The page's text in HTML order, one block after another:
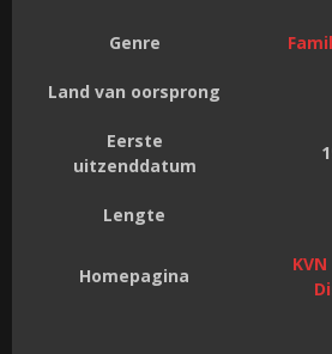
Genre
Land van oorsprong
Eerste
uitzenddatum
Lengte
Homepagina